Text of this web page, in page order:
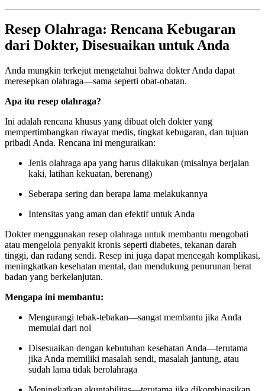
Resep Olahraga: Rencana Kebugaran
dari Dokter, Disesuaikan untuk Anda
Anda mungkin terkejut mengetahui bahwa dokter Anda dapat
meresepkan olahraga—sama seperti obat-obatan.
Apa itu resep olahraga?
Ini adalah rencana khusus yang dibuat oleh dokter yang
mempertimbangkan riwayat medis, tingkat kebugaran, dan tujuan
pribadi Anda. Rencana ini menguraikan:
Jenis olahraga apa yang harus dilakukan (misalnya berjalan
kaki, latihan kekuatan, berenang)
Seberapa sering dan berapa lama melakukannya
Intensitas yang aman dan efektif untuk Anda
Dokter menggunakan resep olahraga untuk membantu mengobati
atau mengelola penyakit kronis seperti diabetes, tekanan darah
tinggi, dan radang sendi. Resep ini juga dapat mencegah komplikasi,
meningkatkan kesehatan mental, dan mendukung penurunan berat
badan yang berkelanjutan.
Mengapa ini membantu:
Mengurangi tebak-tebakan—sangat membantu jika Anda
memulai dari nol
Disesuaikan dengan kebutuhan kesehatan Anda—terutama
jika Anda memiliki masalah sendi, masalah jantung, atau
sudah lama tidak berolahraga